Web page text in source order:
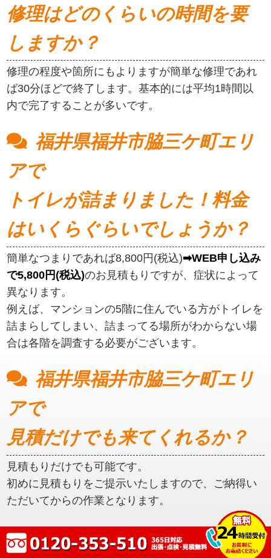
修理はどのくらいの時間を要
しますか？
修理の程度や箇所にもよりますが簡単な修理であれ
ば30分ほどで終了します。基本的には平均1時間以
内で完了することが多いです。
福井県福井市脇三ケ町エリ
アで
トイレが詰まりました！料金
はいくらぐらいでしょうか？
簡単なつまりであれば8,800円(税込)➡WEB申し込み
で5,800円(税込)のお見積もりですが、症状によって
異なります。
例えば、マンションの5階に住んでいる方がトイレを
詰まらしてしまい、詰まってる場所がわからない場
合は各階を調査する必要がございます。
福井県福井市脇三ケ町エリ
アで
見積だけでも来てくれるか？
見積もりだけでも可能です。
初めに見積もりをご提示いたしますので、ご納得い
ただいてからの作業となります。
福井県福井市脇三ケ町エリ